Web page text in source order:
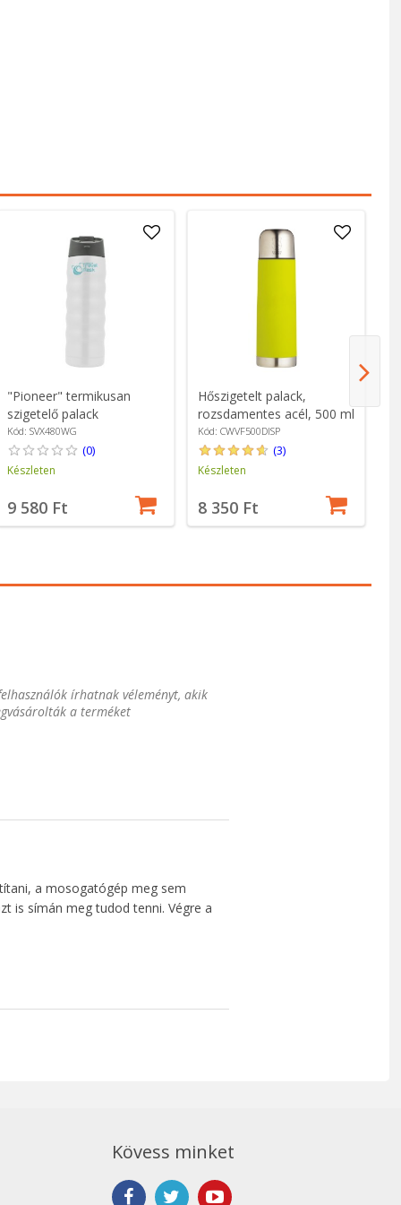
"Pioneer" termikusan
szigetelő palack
rozsdamentes acélból, 480
ml, Fehér - Grunwerg
Kód: SVX480WG
(0)
Készleten
9 580 Ft
Hőszigetelt palack,
rozsdamentes acél, 500 ml
- Colourworks
Kód: CWVF500DISP
(3)
Készleten
8 350 Ft
írhatnak véleményt, akik
a terméket
a mosogatógép meg sem
is símán meg tudod tenni. Végre a
Kövess minket